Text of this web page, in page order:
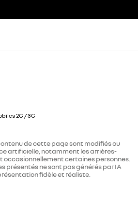
2G / 3G
de cette page sont modifiés ou
artificielle, notamment les arrières-
occasionnellement certaines personnes.
présentés ne sont pas générés par IA
fidèle et réaliste.